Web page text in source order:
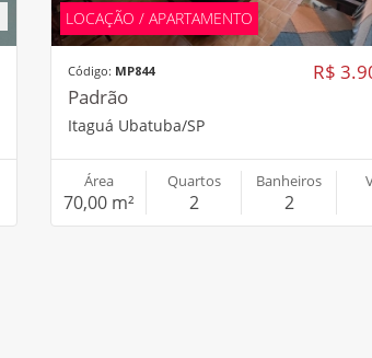
LOCAÇÃO / APARTAMENTO
R$
Código: MP844
Padrão
Itaguá Ubatuba/SP
Área
70,00 m²
Quartos
2
Banheiros
2